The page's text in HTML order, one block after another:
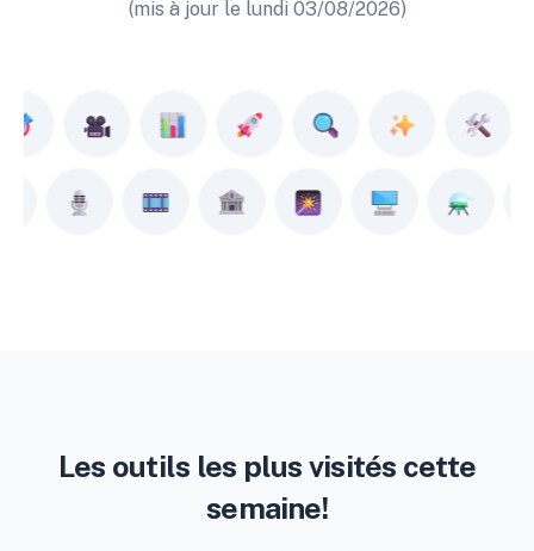
(mis à jour le lundi 03/08/2026)
Les outils les plus visités cette
semaine!